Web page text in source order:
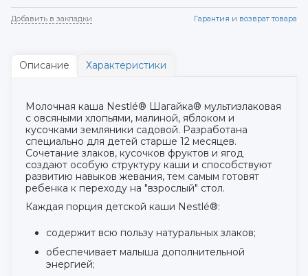
Добавить в закладки Гарантия и возврат товара
Описание Характеристики
Молочная каша Nestlé® Шагайка® мультизлаковая
с овсяными хлопьями, малиной, яблоком и
кусочками земляники садовой. Разработана
специально для детей старше 12 месяцев.
Сочетание злаков, кусочков фруктов и ягод
создают особую структуру каши и способствуют
развитию навыков жевания, тем самым готовят
ребенка к переходу на "взрослый" стол.
Каждая порция детской каши Nestlé®:
содержит всю пользу натуральных злаков;
обеспечивает малыша дополнительной
энергией;